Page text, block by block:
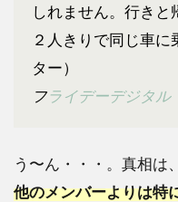
しれません。行き
２人きりで同じ車
ター）
フライデーデジタル
う〜ん・・・。真相は、
他のメンバーよりは特